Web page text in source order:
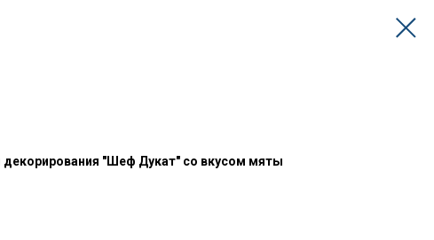
декорирования "Шеф Дукат" со вкусом мяты